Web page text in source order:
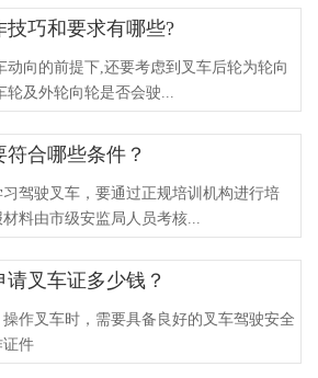
技巧和要求有哪些?
动向的前提下,还要考虑到叉车后轮为轮向
及外轮向轮是否会驶...
合哪些条件？
驾驶叉车，要通过正规培训机构进行培
料由市级安监局人员考核...
叉车证多少钱？
作叉车时，需要具备良好的叉车驾驶安全
证件